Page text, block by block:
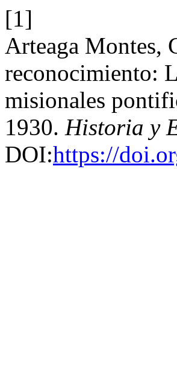
[1]
Arteaga Montes,
reconocimiento:
misionales
1930. Historia y
DOI:https://